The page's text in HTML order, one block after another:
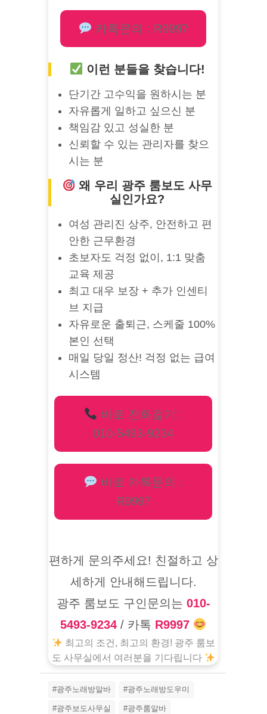
카톡문의 : R9997
이런 분들을 찾습니다!
단기간 고수익을 원하시는 분
자유롭게 일하고 싶으신 분
책임감 있고 성실한 분
신뢰할 수 있는 관리자를 찾으
시는 분
왜 우리 광주 룸보도 사무
실인가요?
여성 관리진 상주, 안전하고 편
안한 근무환경
초보자도 걱정 없이, 1:1 맞춤
교육 제공
최고 대우 보장 + 추가 인센티
브 지급
자유로운 출퇴근, 스케줄 100%
본인 선택
매일 당일 정산! 걱정 없는 급여
시스템
바로 전화걸기 :
010-5493-9234
바로 카톡문의 :
R9997
편하게 문의주세요! 친절하고 상
세하게 안내해드립니다.
광주 룸보도 구인문의는 010-
5493-9234/ 카톡 R9997
최고의 조건, 최고의 환경! 광주 룸보
도 사무실에서 여러분을 기다립니다
#광주노래방알바 #광주노래방도우미
#광주보도사무실 #광주룸알바